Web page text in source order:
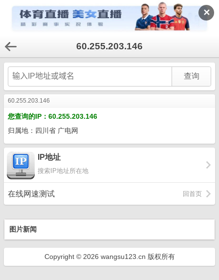
✕
60.255.203.146
60.255.203.146
您查询的IP：60.255.203.146
归属地：四川省 广电网
IP地址
搜索IP地址所在地
在线网速测试 回首页
图片新闻
Copyright © 2026 wangsu123.cn 版权所有